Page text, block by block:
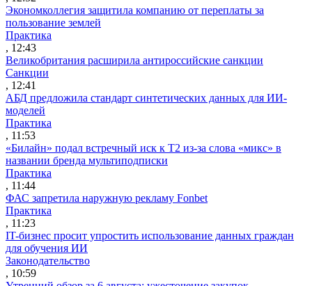
Экономколлегия защитила компанию от переплаты за
пользование землей
Практика
, 12:43
Великобритания расширила антироссийские санкции
Санкции
, 12:41
АБД предложила стандарт синтетических данных для ИИ-
моделей
Практика
, 11:53
«Билайн» подал встречный иск к Т2 из-за слова «микс» в
названии бренда мультиподписки
Практика
, 11:44
ФАС запретила наружную рекламу Fonbet
Практика
, 11:23
IT-бизнес просит упростить использование данных граждан
для обучения ИИ
Законодательство
, 10:59